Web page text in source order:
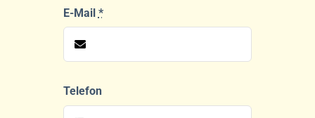
E-Mail *
Telefon